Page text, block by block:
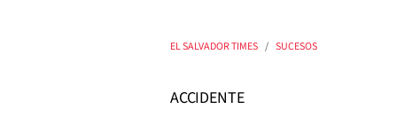
EL SALVADOR TIMES SUCESOS
ACCIDENTE